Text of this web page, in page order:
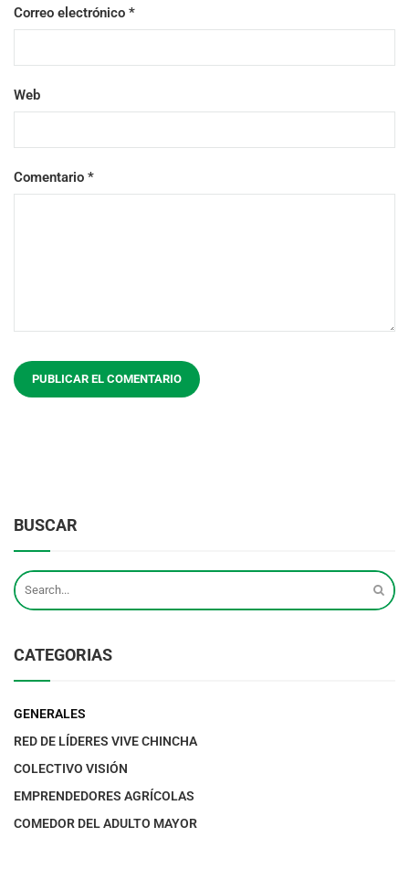
Correo electrónico *
Web
Comentario *
BUSCAR
CATEGORIAS
GENERALES
RED DE LÍDERES VIVE CHINCHA
COLECTIVO VISIÓN
EMPRENDEDORES AGRÍCOLAS
COMEDOR DEL ADULTO MAYOR